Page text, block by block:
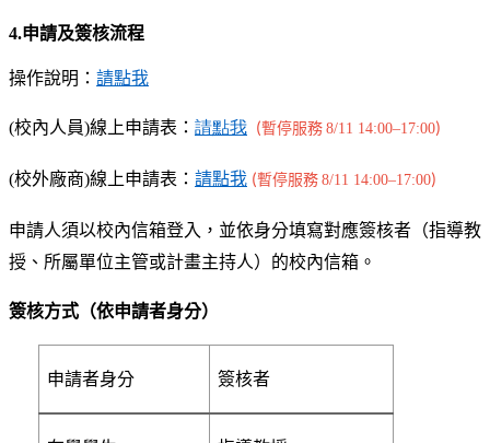
4.申請及簽核流程
操作說明： 請點我
(校內人員)線上申請表： 請點我 (暫停服務 8/11 14:00–17:00)
(校外廠商)線上申請表： 請點我 (暫停服務 8/11 14:00–17:00)
申請人須以校內信箱登入，並依身分填寫對應簽核者（指導教
授、所屬單位主管或計畫主持人）的校內信箱。
簽核方式（依申請者身分）
申請者身分 簽核者